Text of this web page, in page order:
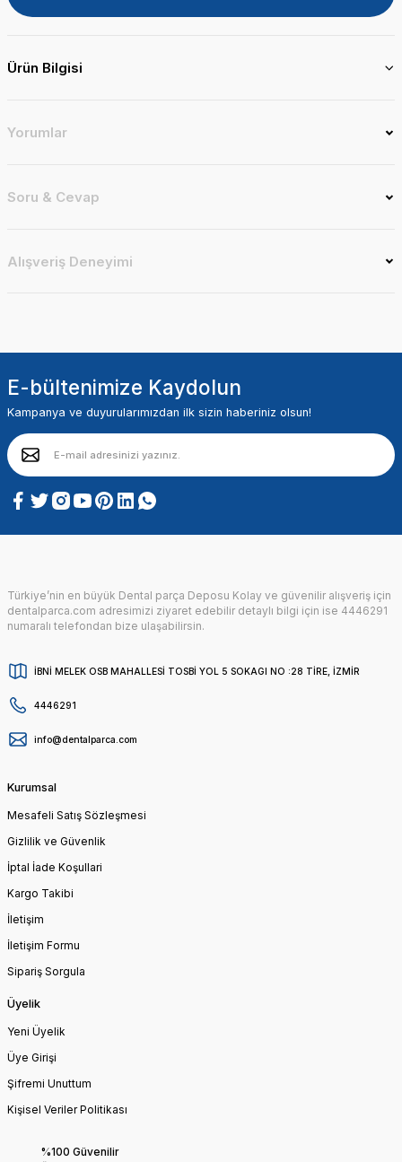
Ürün Bilgisi
Yorumlar
Soru & Cevap
Alışveriş Deneyimi
E-bültenimize Kaydolun
Kampanya ve duyurularımızdan ilk sizin haberiniz olsun!
Türkiye’nin en büyük Dental parça Deposu Kolay ve güvenilir alışveriş için
dentalparca.com adresimizi ziyaret edebilir detaylı bilgi için ise 4446291
numaralı telefondan bize ulaşabilirsin.
İBNİ MELEK OSB MAHALLESİ TOSBİ YOL 5 SOKAGI NO :28 TİRE, İZMİR
4446291
info@dentalparca.com
Kurumsal
Mesafeli Satış Sözleşmesi
Gizlilik ve Güvenlik
İptal İade Koşullari
Kargo Takibi
İletişim
İletişim Formu
Sipariş Sorgula
Üyelik
Yeni Üyelik
Üye Girişi
Şifremi Unuttum
Kişisel Veriler Politikası
%100 Güvenilir